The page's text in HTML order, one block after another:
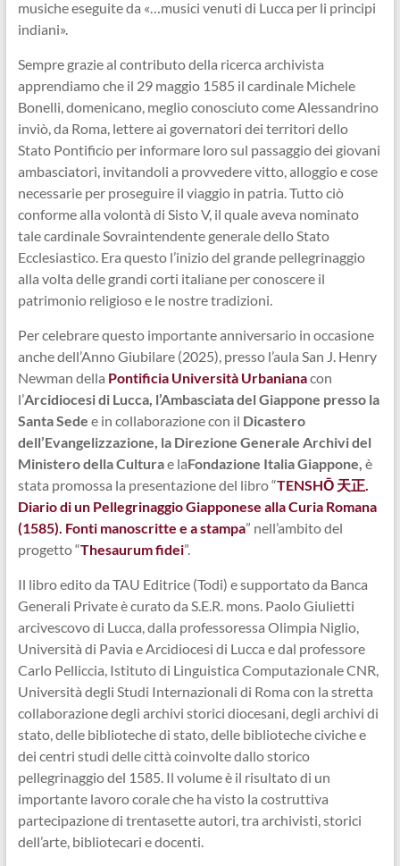
musiche eseguite da «…musici venuti di Lucca per li principi
indiani».
Sempre grazie al contributo della ricerca archivista
apprendiamo che il 29 maggio 1585 il cardinale Michele
Bonelli, domenicano, meglio conosciuto come Alessandrino
inviò, da Roma, lettere ai governatori dei territori dello
Stato Pontificio per informare loro sul passaggio dei giovani
ambasciatori, invitandoli a provvedere vitto, alloggio e cose
necessarie per proseguire il viaggio in patria. Tutto ciò
conforme alla volontà di Sisto V, il quale aveva nominato
tale cardinale Sovraintendente generale dello Stato
Ecclesiastico. Era questo l’inizio del grande pellegrinaggio
alla volta delle grandi corti italiane per conoscere il
patrimonio religioso e le nostre tradizioni.
Per celebrare questo importante anniversario in occasione
anche dell’Anno Giubilare (2025), presso l’aula San J. Henry
Newman della Pontificia Università Urbanianacon
l’Arcidiocesi di Lucca, l’Ambasciata del Giappone presso la
Santa Sede e in collaborazione con il Dicastero
dell’Evangelizzazione, la Direzione Generale Archivi del
Ministero della Culturae laFondazione Italia Giappone, è
stata promossa la presentazione del libro “TENSHŌ 天正.
Diario di un Pellegrinaggio Giapponese alla Curia Romana
(1585). Fonti manoscritte e a stampa” nell’ambito del
progetto “Thesaurum fidei”.
Il libro edito da TAU Editrice (Todi) e supportato da Banca
Generali Private è curato da S.E.R. mons. Paolo Giulietti
arcivescovo di Lucca, dalla professoressa Olimpia Niglio,
Università di Pavia e Arcidiocesi di Lucca e dal professore
Carlo Pelliccia, Istituto di Linguistica Computazionale CNR,
Università degli Studi Internazionali di Roma con la stretta
collaborazione degli archivi storici diocesani, degli archivi di
stato, delle biblioteche di stato, delle biblioteche civiche e
dei centri studi delle città coinvolte dallo storico
pellegrinaggio del 1585. Il volume è il risultato di un
importante lavoro corale che ha visto la costruttiva
partecipazione di trentasette autori, tra archivisti, storici
dell’arte, bibliotecari e docenti.